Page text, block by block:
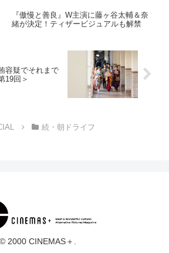
『傲慢と善良』W主演に藤ヶ谷太輔＆奈
緒が決定！ティザービジュアルも解禁
容疑でそれまで
19回＞
続・朝ドライフ
© 2000 CINEMAS＋.